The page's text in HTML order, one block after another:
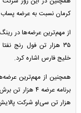
کرمان نسبت به عرضه پساب
از مهم‌ترین عرضه‌ها در
خلیج فارس اشاره کرد.
همچنین از مهم‌ترین
هزار تن سی‌او شرکت